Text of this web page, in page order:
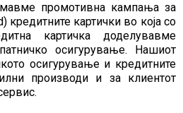
промотивна кампања за
кредитните картички во која со
картичка доделувавме
осигурување. Нашиот
осигурување и кредитните
производи и за клиентот